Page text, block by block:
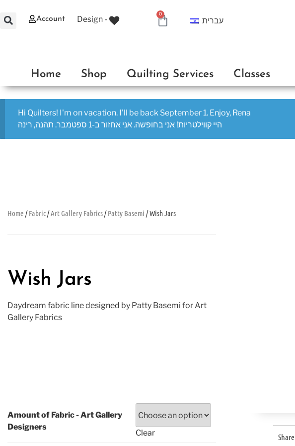
Account Design -
0
עברית
Home Shop Quilting Services Classes
Hi Quilters! I'm on vacation. I'll be back September 1. Enjoy, Rena
היי קווילטריות! אני בחופשה. אני אחזור ב-1 ספטמבר. תהנה, רינה
Home /Fabric/Art Gallery Fabrics/Patty Basemi / Wish Jars
Wish Jars
Daydream fabric line designed by Patty Basemi for Art
Gallery Fabrics
Amount of Fabric - Art Gallery
Designers
Clear Share